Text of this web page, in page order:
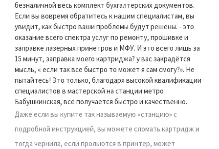
безналичной весь комплект бухгалтерских документов.
Если вы вовремя обратитесь к нашим специалистам, вы
увидит, как быстро ваши проблемы будут решены. - это
оказание всего спектра услуг по ремонту, прошивке и
заправке лазерных принетров и МФУ. И это всего лишь за
15 минут, заправка моего картриджа? у вас закрадётся
мысль, « если так всё быстро то может я сам смогу?». Не
пытайтесь! Это только, благодаря высокой квалификации
специалистов в мастерской на станции метро
Бабушкинская, всё получается быстро и качественно.
Даже если вы купите так называемую «станцию» с
подробной инструкцией, вы можете сломать картридж и
тогда чернила, если прольются в принтер, может